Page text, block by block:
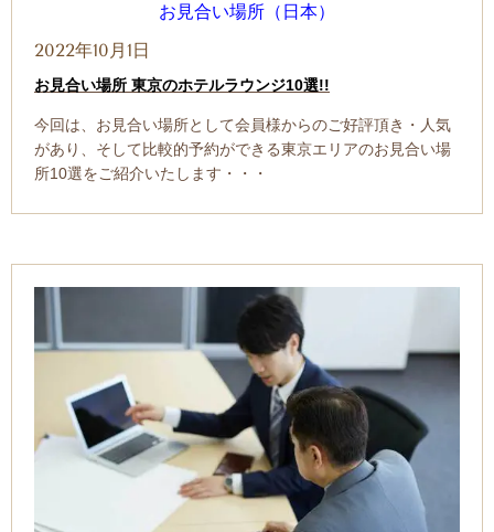
お見合い場所（日本）
2022年10月1日
お見合い場所 東京のホテルラウンジ10選!!
今回は、お見合い場所として会員様からのご好評頂き・人気
があり、そして比較的予約ができる東京エリアのお見合い場
所10選をご紹介いたします・・・